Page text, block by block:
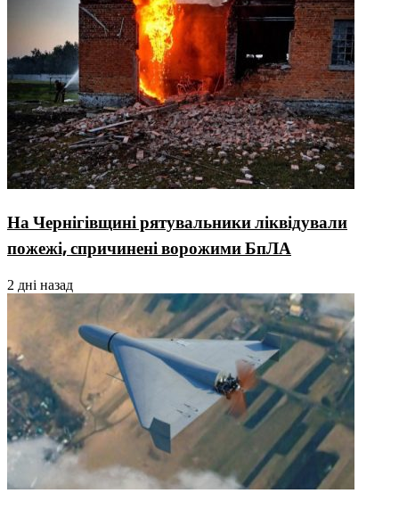
На Чернігівщині рятувальники ліквідували
пожежі, спричинені ворожими БпЛА
2 дні назад